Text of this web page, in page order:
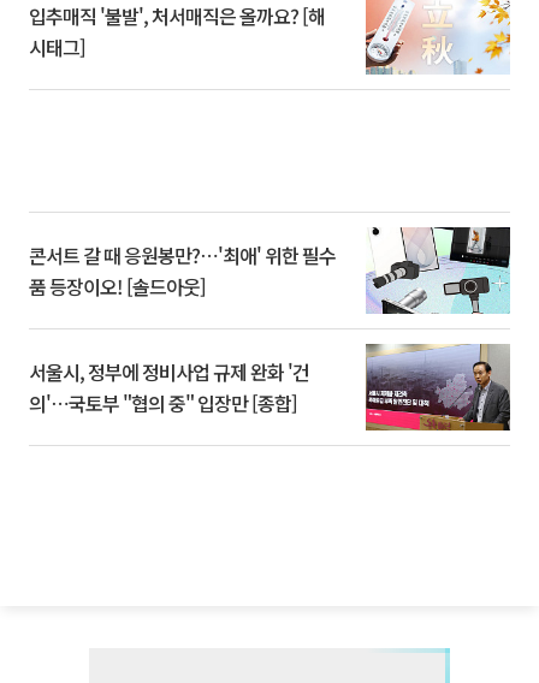
입추매직 '불발', 처서매직은 올까요? [해
시태그]
콘서트 갈 때 응원봉만?⋯'최애' 위한 필수
품 등장이오! [솔드아웃]
서울시, 정부에 정비사업 규제 완화 '건
의'⋯국토부 "협의 중" 입장만 [종합]